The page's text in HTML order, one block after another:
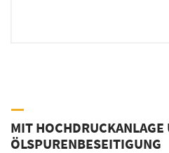
MIT HOCHDRUCKANLAGE
ÖLSPURENBESEITIGUNG